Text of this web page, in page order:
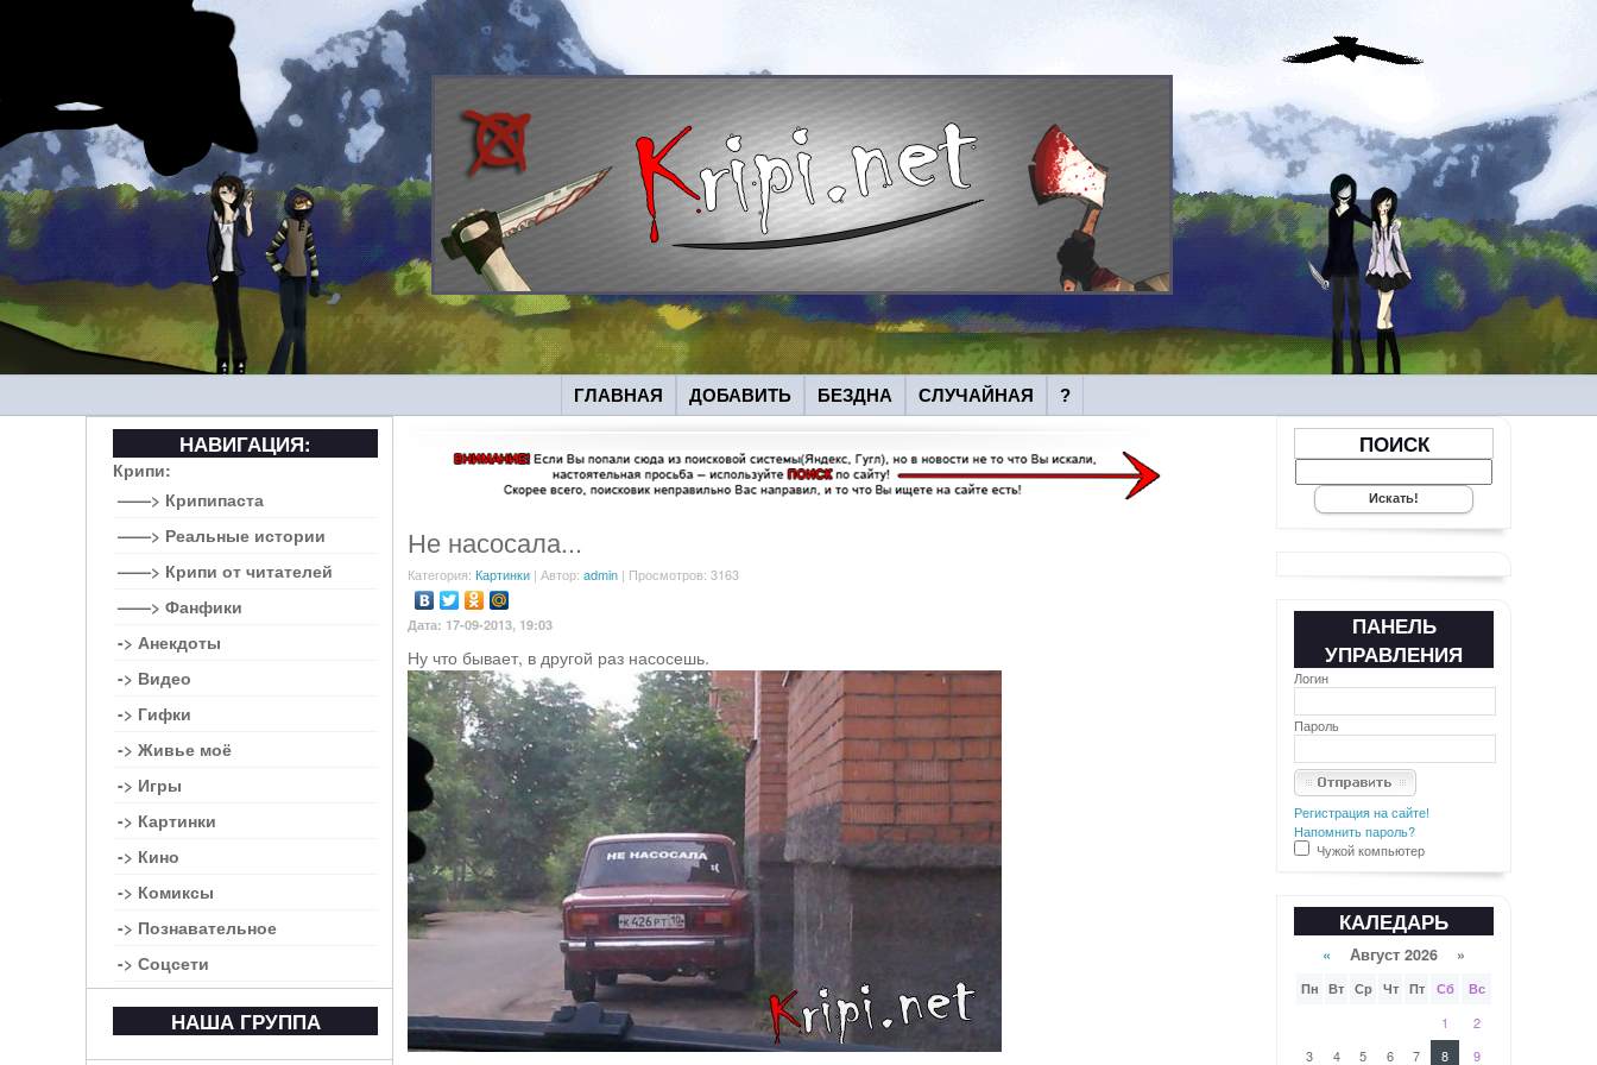
ГЛАВНАЯ ДОБАВИТЬ БЕЗДНА СЛУЧАЙНАЯ ?
Не насосала...
Категория: Картинки| Автор: admin| Просмотров: 3163
Дата: 17-09-2013, 19:03
Ну что бывает, в другой раз насосешь.
НАВИГАЦИЯ:
Крипи:
——> Крипипаста
——> Реальные истории
——> Крипи от читателей
——> Фанфики
-> Анекдоты
-> Видео
-> Гифки
-> Живье моё
-> Игры
-> Картинки
-> Кино
-> Комиксы
-> Познавательное
-> Соцсети
НАША ГРУППА
ПОИСК
ПАНЕЛЬ
УПРАВЛЕНИЯ
Логин
Пароль
Регистрация на сайте!
Напомнить пароль?
Чужой компьютер
КАЛЕДАРЬ
« Август 2026 »
Пн Вт Ср Чт Пт Сб Вс
1
2
3
4 5 6 7 8 9